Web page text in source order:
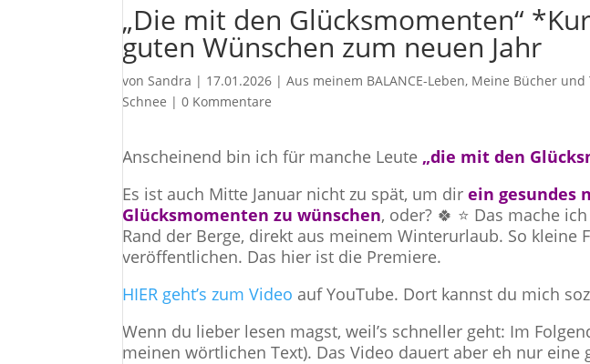
„Die mit den Glücksmomenten“
guten Wünschen zum neuen Jahr
vonSandra | 17.01.2026 |Aus meinem BALANCE-Leben, Meine Bücher
Schnee |0 Kommentare
Anscheinend bin ich für manche Leute „die mit den
Es ist auch Mitte Januar nicht zu spät, um direin gesundes
Glücksmomenten zu wünschen, oder? 🍀 ⭐ Das mache
Rand der Berge, direkt aus meinem Winterurlaub. So
veröffentlichen. Das hier ist die Premiere.
HIER geht’s zum Video auf YouTube. Dort kannst du mich
Wenn du lieber lesen magst, weil’s schneller geht: Im
meinen wörtlichen Text). Das Video dauert aber eh nur eine